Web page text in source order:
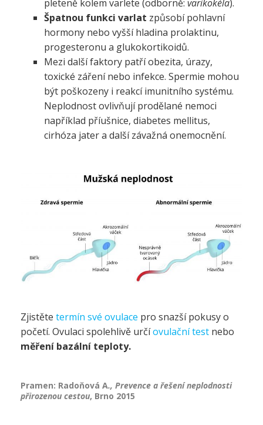
pleteně kolem varlete (odborně: varikokéla).
Špatnou funkci varlat způsobí pohlavní
hormony nebo vyšší hladina prolaktinu,
progesteronu a glukokortikoidů.
Mezi další faktory patří obezita, úrazy,
toxické záření nebo infekce. Spermie mohou
být poškozeny i reakcí imunitního systému.
Neplodnost ovlivňují prodělané nemoci
například příušnice, diabetes mellitus,
cirhóza jater a další závažná onemocnění.
Zjistěte termín své ovulace pro snazší pokusy o
početí. Ovulaci spolehlivě určíovulační test nebo
měření bazální teploty.
Pramen: Radoňová A., Prevence a řešení neplodnosti
přirozenou cestou, Brno 2015